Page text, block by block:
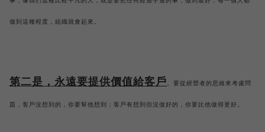
做到這種程度，組織就會起來。
第二是，永遠要提供價值給客戶 。要從經營者的思維來考慮問
題，客戶沒想到的，你要幫他想到；客戶有想到但沒做好的，你要比他做得更好。